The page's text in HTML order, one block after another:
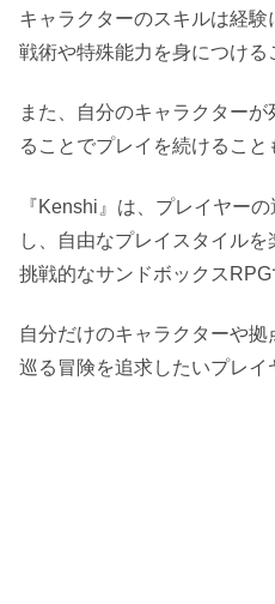
キャラクターのスキルは経
戦術や特殊能力を身につける
また、自分のキャラクター
ることでプレイを続けること
『Kenshi』は、プレイヤー
し、自由なプレイスタイル
挑戦的なサンドボックスRPG
自分だけのキャラクターや
巡る冒険を追求したいプレイ